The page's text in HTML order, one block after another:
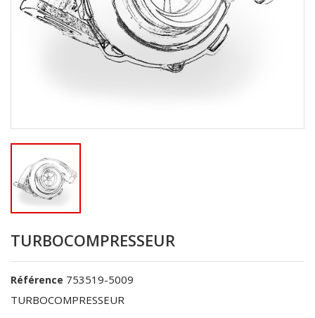
TURBOCOMPRESSEUR
Référence 753519-5009
TURBOCOMPRESSEUR